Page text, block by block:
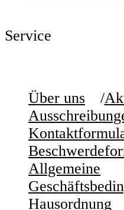
Service
Über uns
Allgemeine
Hausordnung